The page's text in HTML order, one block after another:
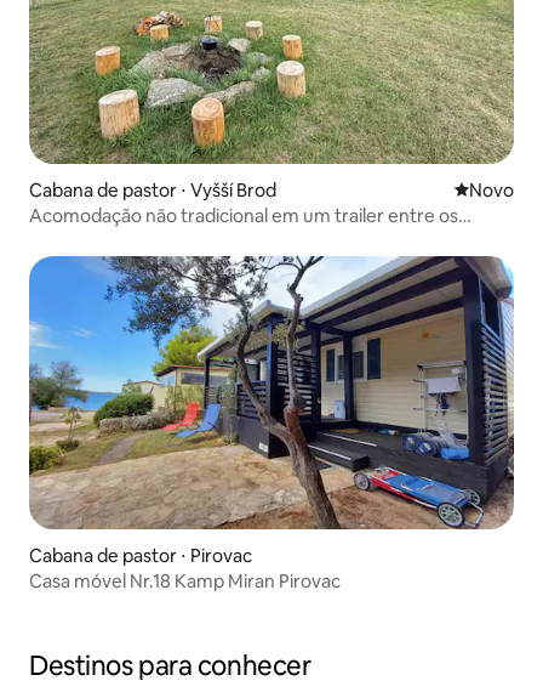
Cabana de pastor ⋅ Vyšší Brod Novo
Novo
Acomodação não tradicional em um trailer entre os
Cabana de pastor ⋅ Pirovac
Casa móvel Nr.18 Kamp Miran Pirovac
Destinos para conhecer